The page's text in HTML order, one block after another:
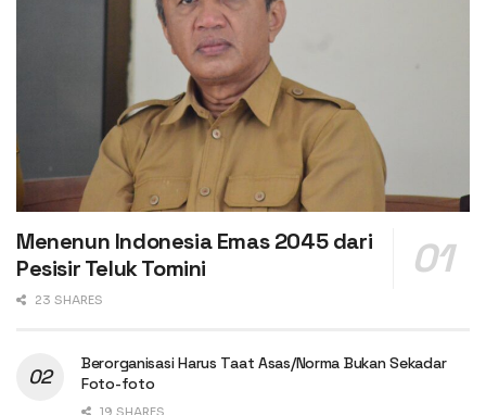
Menenun Indonesia Emas 2045 dari
Pesisir Teluk Tomini
23 SHARES
Berorganisasi Harus Taat Asas/Norma Bukan Sekadar
Foto-foto